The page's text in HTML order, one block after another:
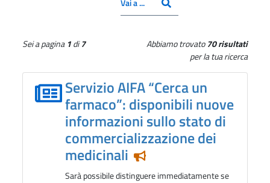
Vai a ...
Sei a pagina 1di7 Abbiamo trovato70 risultati
per la tua ricerca
Servizio AIFA “Cerca un
farmaco”: disponibili nuove
informazioni sullo stato di
commercializzazione dei
medicinali Notizia in evidenza
Sarà possibile distinguere immediatamente se